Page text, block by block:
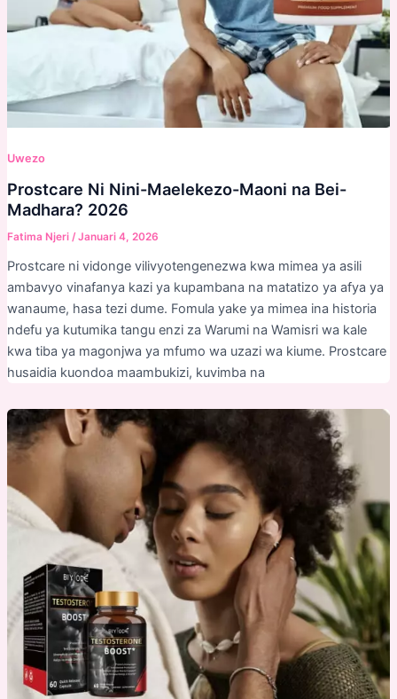
Uwezo
Prostcare Ni Nini-Maelekezo-Maoni na Bei-
Madhara? 2026
Fatima Njeri /Januari 4, 2026
Prostcare ni vidonge vilivyotengenezwa kwa mimea ya asili
ambavyo vinafanya kazi ya kupambana na matatizo ya afya ya
wanaume, hasa tezi dume. Fomula yake ya mimea ina historia
ndefu ya kutumika tangu enzi za Warumi na Wamisri wa kale
kwa tiba ya magonjwa ya mfumo wa uzazi wa kiume. Prostcare
husaidia kuondoa maambukizi, kuvimba na